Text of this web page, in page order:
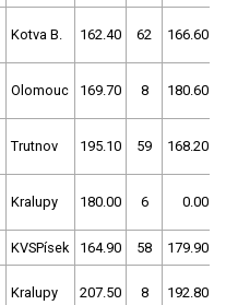
Kotva B. 162.40 62 166.60
Olomouc 169.70 8 180.60
Trutnov 195.10 59 168.20
Kralupy 180.00 6 0.00
KVSPísek 164.90 58 179.90
Kralupy 207.50 8 192.80